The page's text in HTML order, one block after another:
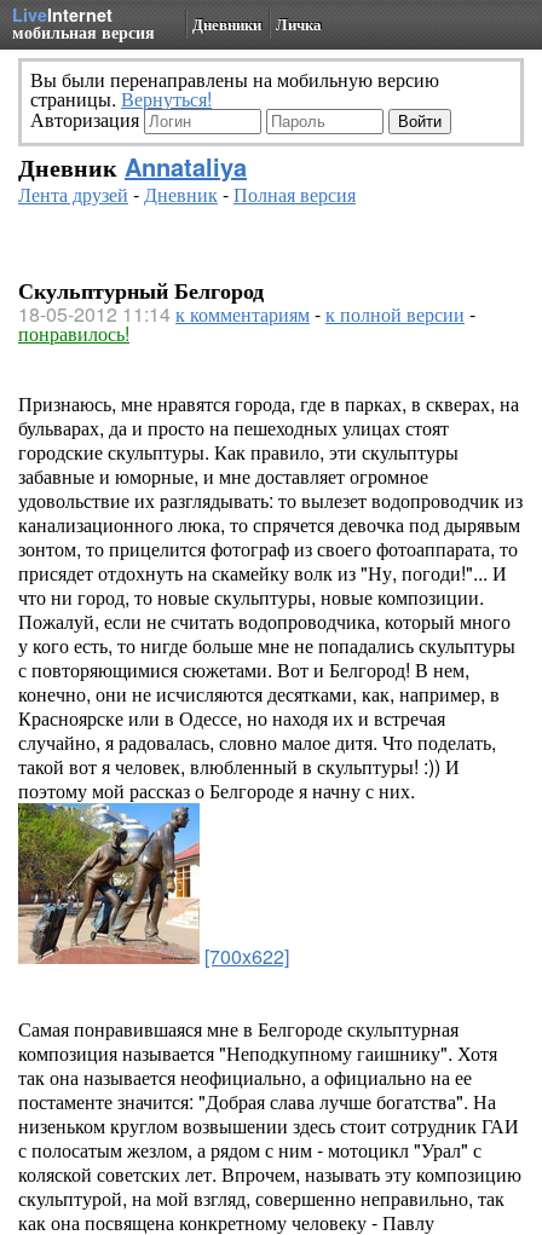
LiveInternet
мобильная версия Дневники Личка
Вы были перенаправлены на мобильную версию
страницы. Вернуться!
Авторизация
Дневник Annataliya
Лента друзей -Дневник-Полная версия
Скульптурный Белгород
18-05-2012 11:14к комментариям-к полной версии -
понравилось!
Признаюсь, мне нравятся города, где в парках, в скверах, на
бульварах, да и просто на пешеходных улицах стоят
городские скульптуры. Как правило, эти скульптуры
забавные и юморные, и мне доставляет огромное
удовольствие их разглядывать: то вылезет водопроводчик из
канализационного люка, то спрячется девочка под дырявым
зонтом, то прицелится фотограф из своего фотоаппарата, то
присядет отдохнуть на скамейку волк из "Ну, погоди!"... И
что ни город, то новые скульптуры, новые композиции.
Пожалуй, если не считать водопроводчика, который много
у кого есть, то нигде больше мне не попадались скульптуры
с повторяющимися сюжетами. Вот и Белгород! В нем,
конечно, они не исчисляются десятками, как, например, в
Красноярске или в Одессе, но находя их и встречая
случайно, я радовалась, словно малое дитя. Что поделать,
такой вот я человек, влюбленный в скульптуры! :)) И
поэтому мой рассказ о Белгороде я начну с них.
[700x622]
Самая понравившаяся мне в Белгороде скульптурная
композиция называется "Неподкупному гаишнику". Хотя
так она называется неофициально, а официально на ее
постаменте значится: "Добрая слава лучше богатства". На
низеньком круглом возвышении здесь стоит сотрудник ГАИ
с полосатым жезлом, а рядом с ним - мотоцикл "Урал" с
коляской советских лет. Впрочем, называть эту композицию
скульптурой, на мой взгляд, совершенно неправильно, так
как она посвящена конкретному человеку - Павлу